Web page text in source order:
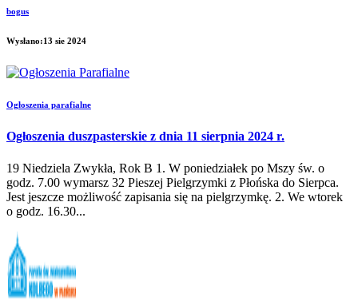
bogus
Wysłano:13 sie 2024
Ogłoszenia parafialne
Ogłoszenia duszpasterskie z dnia 11 sierpnia 2024 r.
19 Niedziela Zwykła, Rok B 1. W poniedziałek po Mszy św. o
godz. 7.00 wymarsz 32 Pieszej Pielgrzymki z Płońska do Sierpca.
Jest jeszcze możliwość zapisania się na pielgrzymkę. 2. We wtorek
o godz. 16.30...